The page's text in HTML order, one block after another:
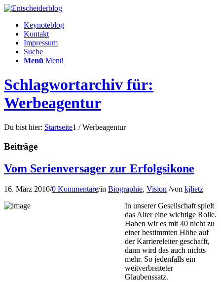
Keynoteblog
Kontakt
Impressum
Suche
Menü Menü
Schlagwortarchiv für:
Werbeagentur
Du bist hier: Startseite1 / Werbeagentur
Beiträge
Vom Serienversager zur Erfolgsikone
16. März 2010/0 Kommentare/in Biographie, Vision /von kjlietz
In unserer Gesellschaft spielt
das Alter eine wichtige Rolle.
Haben wir es mit 40 nicht zu
einer bestimmten Höhe auf
der Karriereleiter geschafft,
dann wird das auch nichts
mehr. So jedenfalls ein
weitverbreiteter
Glaubenssatz.